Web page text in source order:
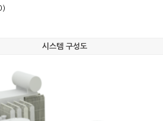
시스템 구성도